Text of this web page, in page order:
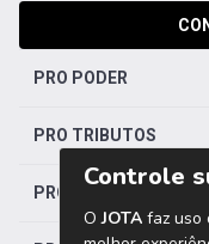
PRO PODER
PRO TRIBUTOS
PRO TRABALHISTA